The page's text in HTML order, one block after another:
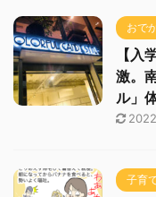
おで
【入
激。
ル」
子育